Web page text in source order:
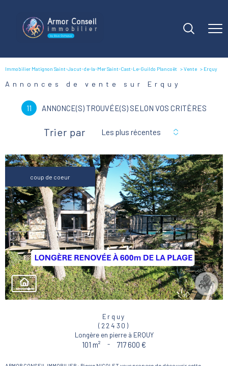
Immobilier Matignon Saint-Jacut-de-la-Mer Saint-Cast-Le-Guildo Plancoët Vente Erquy
Annonces de vente sur Erquy
11 ANNONCE(S) TROUVÉE(S) SELON VOS CRITÈRES
Trier par Les plus récentes
coup de coeur
Erquy
(22430)
Longère en pierre à ERQUY
101 m² - 717 600 €